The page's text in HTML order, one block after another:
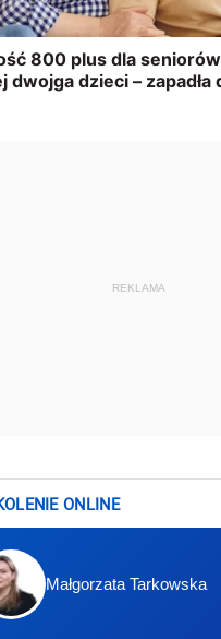
REKLAMA
ONLINE
Małgorzata Tarkowska